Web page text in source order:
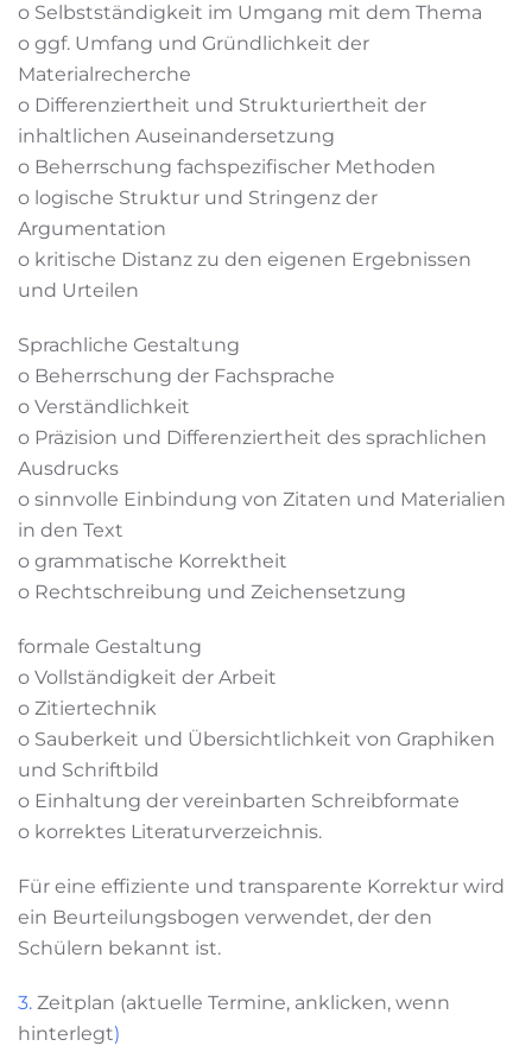
o Selbstständigkeit im Umgang mit dem Thema
o ggf. Umfang und Gründlichkeit der
Materialrecherche
o Differenziertheit und Strukturiertheit der
inhaltlichen Auseinandersetzung
o Beherrschung fachspezifischer Methoden
o logische Struktur und Stringenz der
Argumentation
o kritische Distanz zu den eigenen Ergebnissen
und Urteilen
Sprachliche Gestaltung
o Beherrschung der Fachsprache
o Verständlichkeit
o Präzision und Differenziertheit des sprachlichen
Ausdrucks
o sinnvolle Einbindung von Zitaten und Materialien
in den Text
o grammatische Korrektheit
o Rechtschreibung und Zeichensetzung
formale Gestaltung
o Vollständigkeit der Arbeit
o Zitiertechnik
o Sauberkeit und Übersichtlichkeit von Graphiken
und Schriftbild
o Einhaltung der vereinbarten Schreibformate
o korrektes Literaturverzeichnis.
Für eine effiziente und transparente Korrektur wird
ein Beurteilungsbogen verwendet, der den
Schülern bekannt ist.
3. Zeitplan (aktuelle Termine, anklicken, wenn
hinterlegt)